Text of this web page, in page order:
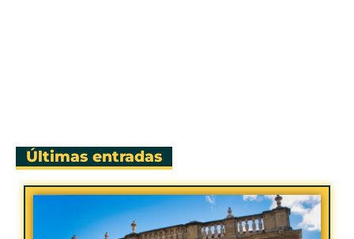
Últimas entradas